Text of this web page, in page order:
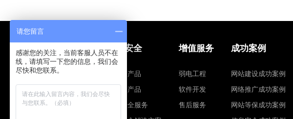
网站建设
建站营销
网站安全
网站解决方案
信息安全
智安全产品
云安全产品
信息安全服务
增值服务
弱电工程
软件开发
售后服务
成功案例
网站建设成功案例
网络推广成功案例
网站等保成功案例
请您留言
感谢您的关注，当前客服人员不在
线，请填写一下您的信息，我们会
尽快和您联系。